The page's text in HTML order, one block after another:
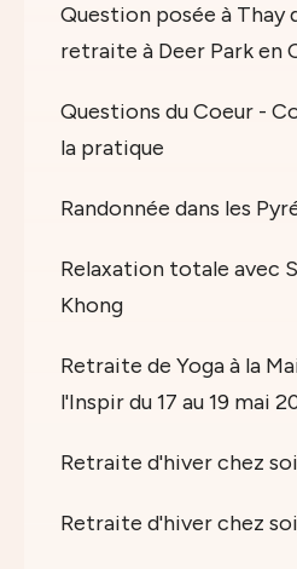
Question posée à Thay
retraite à Deer Park en
Questions du Coeur -
la pratique
Randonnée dans les
Relaxation totale avec
Khong
Retraite de Yoga à la
l'Inspir du 17 au 19 mai
Retraite d'hiver chez
Retraite d'hiver chez